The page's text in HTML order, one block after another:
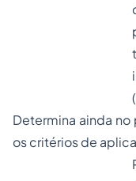
Determina ainda
os critérios de